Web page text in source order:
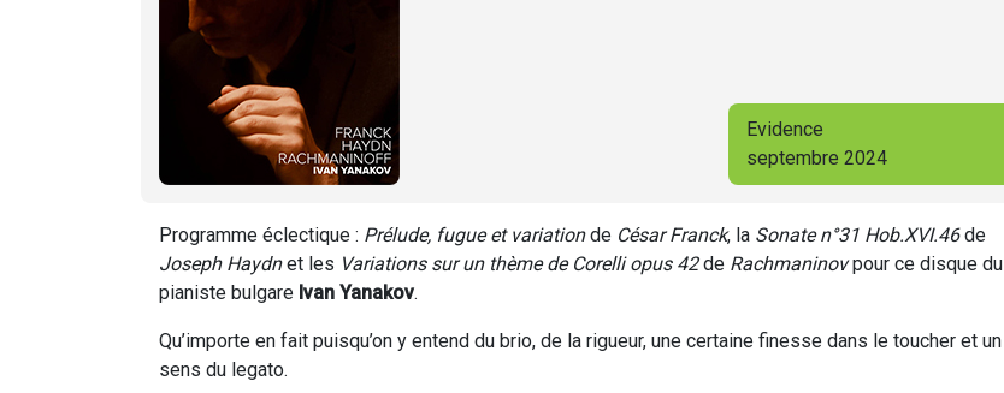
Evidence
septembre 2024
Programme éclectique : Prélude, fugue et variationde César Franck, la Sonate n°31 Hob.XVI.46de
Joseph Haydnet les Variations sur un thème de Corelli opus 42de Rachmaninovpour ce disque du
pianiste bulgare Ivan Yanakov.
Qu’importe en fait puisqu’on y entend du brio, de la rigueur, une certaine finesse dans le toucher et un
sens du legato.